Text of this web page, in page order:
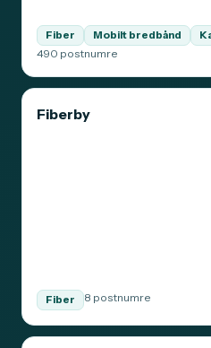
Fiber Mobilt bredbånd
490 postnumre
Fiberby
Fiber 8 postnumre